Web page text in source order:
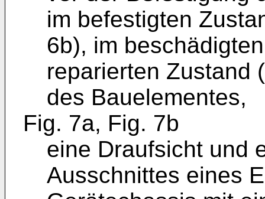
im befestigten
6b), im
reparierten Zustand
des Bauelementes,
Fig. 7a, Fig. 7b
eine Draufsicht und
Ausschnittes eines